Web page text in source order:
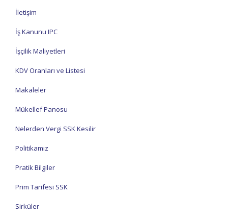
İletişim
İş Kanunu IPC
İşçilik Maliyetleri
KDV Oranları ve Listesi
Makaleler
Mükellef Panosu
Nelerden Vergi SSK Kesilir
Politikamız
Pratik Bilgiler
Prim Tarifesi SSK
Sirküler